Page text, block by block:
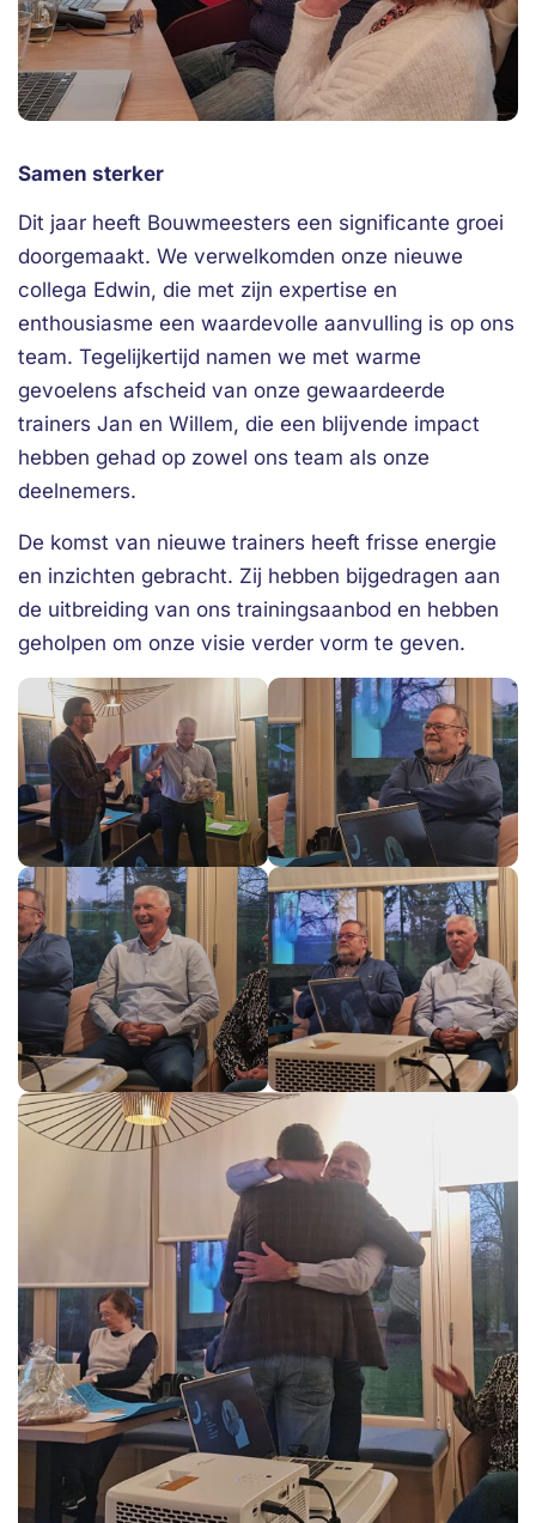
Samen sterker
Dit jaar heeft Bouwmeesters een significante groei
doorgemaakt. We verwelkomden onze nieuwe
collega Edwin, die met zijn expertise en
enthousiasme een waardevolle aanvulling is op ons
team. Tegelijkertijd namen we met warme
gevoelens afscheid van onze gewaardeerde
trainers Jan en Willem, die een blijvende impact
hebben gehad op zowel ons team als onze
deelnemers.
De komst van nieuwe trainers heeft frisse energie
en inzichten gebracht. Zij hebben bijgedragen aan
de uitbreiding van ons trainingsaanbod en hebben
geholpen om onze visie verder vorm te geven.